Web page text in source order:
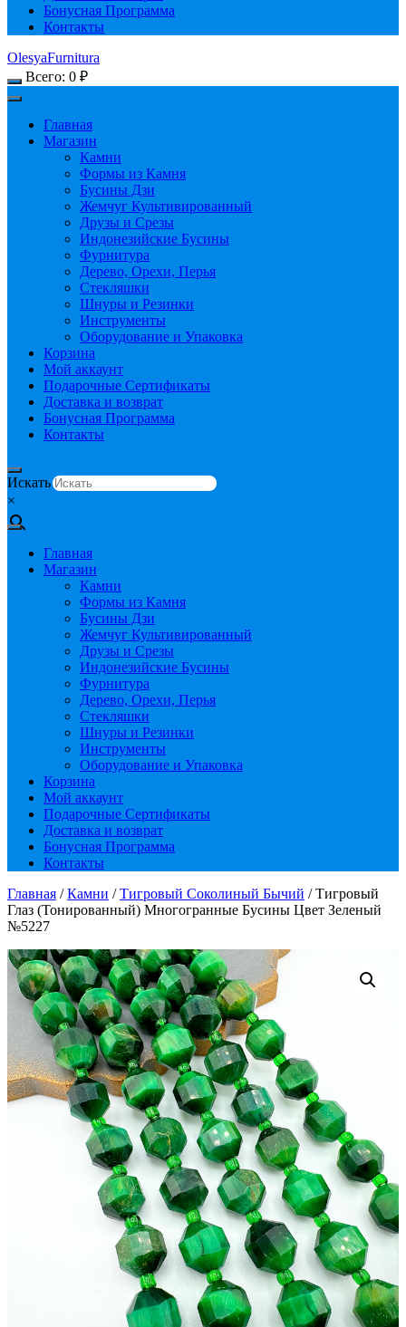
Бонусная Программа
Контакты
OlesyaFurnitura
Всего: 0 ₽
Главная
Магазин
Камни
Формы из Камня
Бусины Дзи
Жемчуг Культивированный
Друзы и Срезы
Индонезийские Бусины
Фурнитура
Дерево, Орехи, Перья
Стекляшки
Шнуры и Резинки
Инструменты
Оборудование и Упаковка
Корзина
Мой аккаунт
Подарочные Сертификаты
Доставка и возврат
Бонусная Программа
Контакты
Искать
×
Главная
Магазин
Камни
Формы из Камня
Бусины Дзи
Жемчуг Культивированный
Друзы и Срезы
Индонезийские Бусины
Фурнитура
Дерево, Орехи, Перья
Стекляшки
Шнуры и Резинки
Инструменты
Оборудование и Упаковка
Корзина
Мой аккаунт
Подарочные Сертификаты
Доставка и возврат
Бонусная Программа
Контакты
Главная /Камни /Тигровый Соколиный Бычий / Тигровый
Глаз (Тонированный) Многогранные Бусины Цвет Зеленый
№5227